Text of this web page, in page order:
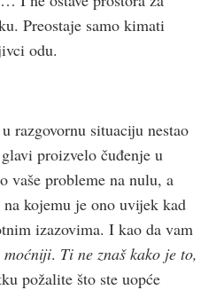
Preostaje samo kimati
odu.
razgovornu situaciju nestao
proizvelo čuđenje u
vaše probleme na nulu, a
kojemu je ono uvijek kad
izazovima. I kao da vam
moćniji. Ti ne znaš kako je to,
požalite što ste uopće